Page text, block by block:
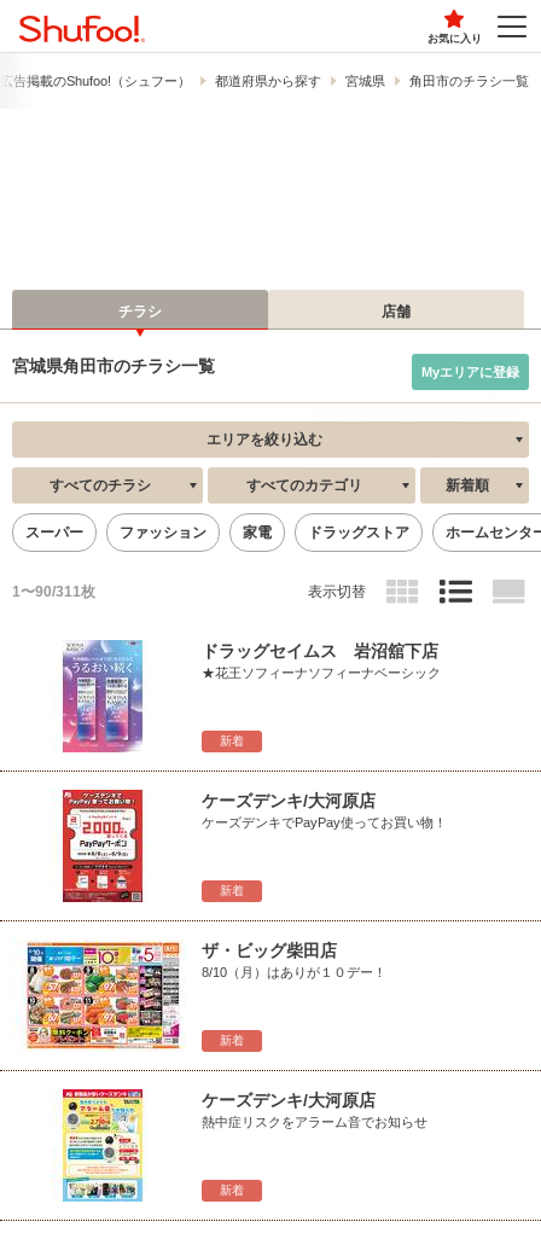
お気に入り
告掲載の​Shufoo!​（シュフー） 都道府県から探す 宮城県 角田市のチラシ一覧
チラシ 店舗
宮城県角田市のチラシ一覧 Myエリアに登録
エリアを絞り込む
すべてのチラシ すべてのカテゴリ 新着順
スーパー ファッション 家電 ドラッグストア ホームセンタ
1〜90/311枚 表示切替
新着
ドラッグセイムス 岩沼舘下店
★花王ソフィーナソフィーナベーシック
新着
ケーズデンキ/大河原店
ケーズデンキでPayPay使ってお買い物！
新着
ザ・ビッグ柴田店
8/10（月）はありが１０デー！
新着
ケーズデンキ/大河原店
熱中症リスクをアラーム音でお知らせ